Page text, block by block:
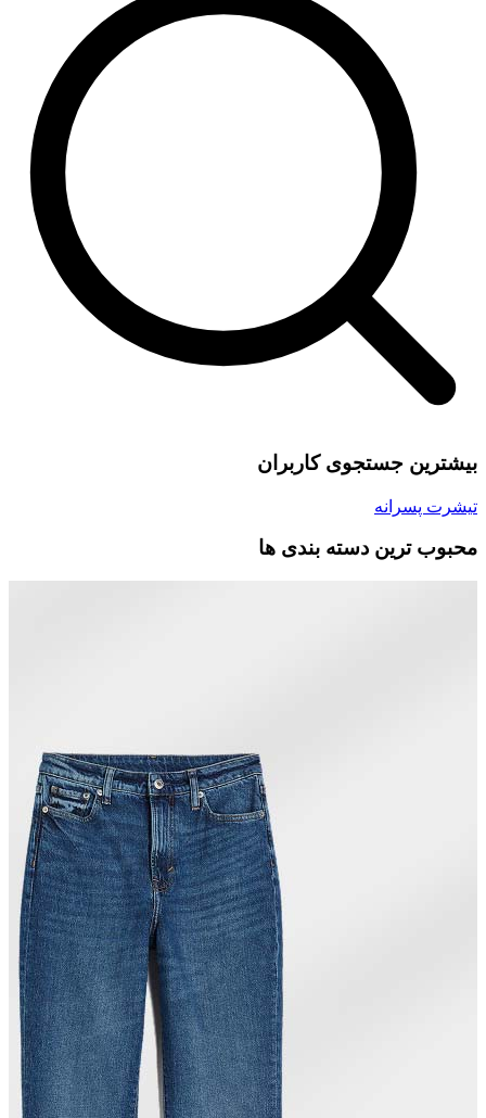
بیشترین جستجوی کاربران
تیشرت پسرانه
محبوب ترین دسته بندی ها